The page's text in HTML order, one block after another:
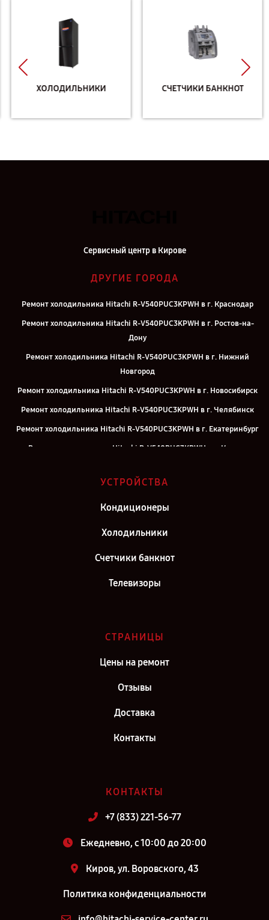
ХОЛОДИЛЬНИКИ СЧЕТЧИКИ БАНКНОТ
Сервисный центр в Кирове
ДРУГИЕ ГОРОДА
Ремонт холодильника Hitachi R-V540PUC3KPWH в г. Краснодар
Ремонт холодильника Hitachi R-V540PUC3KPWH в г. Ростов-на-
Дону
Ремонт холодильника Hitachi R-V540PUC3KPWH в г. Нижний
Новгород
Ремонт холодильника Hitachi R-V540PUC3KPWH в г. Новосибирск
Ремонт холодильника Hitachi R-V540PUC3KPWH в г. Челябинск
Ремонт холодильника Hitachi R-V540PUC3KPWH в г. Екатеринбург
Ремонт холодильника Hitachi R-V540PUC3KPWH в г. Казань
Ремонт холодильника Hitachi R-V540PUC3KPWH в г. Саратов
Ремонт холодильника Hitachi R-V540PUC3KPWH в г. Самара
Петербург
УСТРОЙСТВА
Кондиционеры
Холодильники
Счетчики банкнот
Телевизоры
СТРАНИЦЫ
Цены на ремонт
Отзывы
Доставка
Контакты
КОНТАКТЫ
+7 (833) 221-56-77
Ежедневно, с 10:00 до 20:00
Киров, ул. Воровского, 43
Политика конфиденциальности